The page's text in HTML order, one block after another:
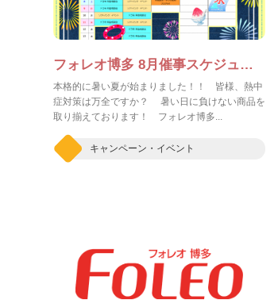
フォレオ博多 8月催事スケジュール
本格的に暑い夏が始まりました！！ 皆様、熱中
症対策は万全ですか？ 暑い日に負けない商品を
取り揃えております！ フォレオ博多...
キャンペーン・イベント